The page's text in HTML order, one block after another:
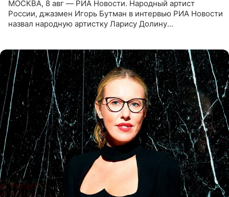
МОСКВА, 8 авг — РИА Новости. Народный артист
России, джазмен Игорь Бутман в интервью РИА Новости
назвал народную артистку Ларису Долину